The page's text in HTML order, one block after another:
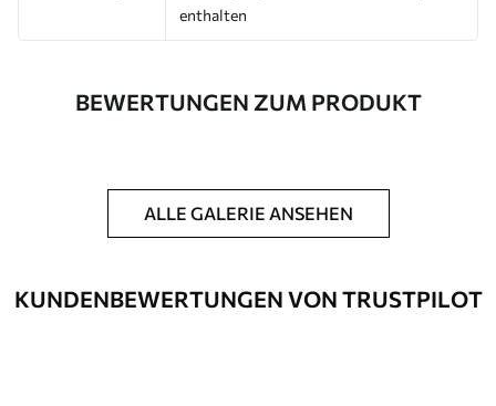
enthalten
BEWERTUNGEN ZUM PRODUKT
ALLE GALERIE ANSEHEN
KUNDENBEWERTUNGEN VON TRUSTPILOT